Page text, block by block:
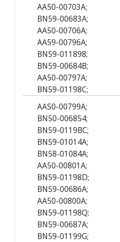
AA50-00703A;
BN59-00683A;
AA50-00706A;
AA59-00796A;
BN59-011898;
BN59-00684B;
AA50-00797A;
BN59-01198C;
AAS0-00799A;
BN50-006854;
BN59-0119BC;
BN59-01014A;
BN58-01084A;
AA50-00801A;
BN59-01198D;
BN59-00686A;
AA50-00800A;
BN59-01198Q;
BN59-00687A;
BN59-01199G;